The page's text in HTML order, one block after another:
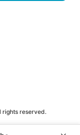
属すると認めら
屋、過激行動団
準じる者（以下
等の関係者であ
認められたと
rights reserved.